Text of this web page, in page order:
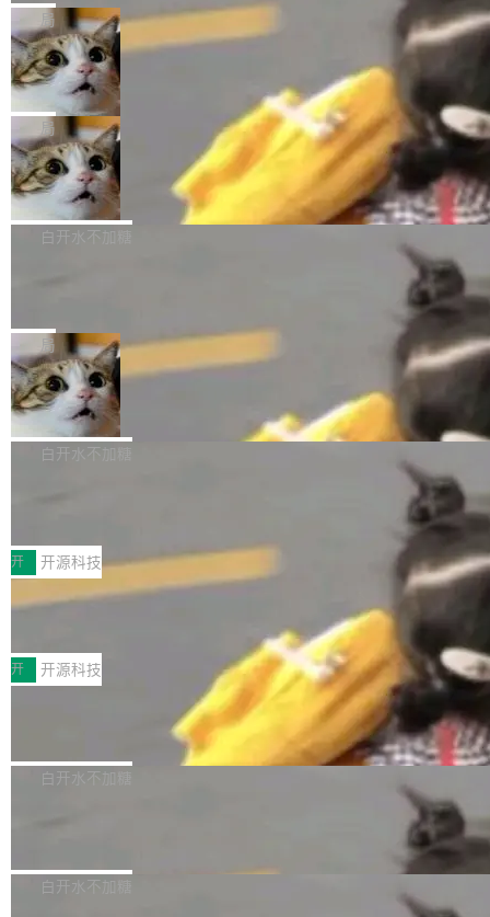
Harness 负责把能力落到真实环境中——调用工
具、读写文件、管理上下文、处理错误、完成闭
环。崔添翼招人的标...
理解、推理、生成与编辑，还仅以 8B-MoT 的轻
量大小，将能力推进到4K、更精细的真实质感、
更复杂的视觉控制和可持续迭代编辑。 相比 U
1，U1.5-Lite-Preview 在以下方向上带来了显著
提升： 原生支持4K图像生成； 更精细的局部纹
理、细节与真实世界质感； 更准确的中英文文字
生成与复杂版式组织； 更稳定的图...
nap。这次是 hwctl——一个用来检查 Ubuntu
硬件认证状态的命令行工具。 Canonical 工程师
Alan Griffiths 在邮件列表中说得很直白：「hwc
tl 是一个 Ubuntu 专有的包，它和它的依赖项都
是 Ubuntu 专有的，不会用在其他发行版上。」
所以 deb 版本的受众实际上为零。既然只有 Ub
untu 用户在用，那用 snap 打包就没什么可纠结
的。 从 deb 到 snap 的迁移路径 hwctl 是 rust-
hwlib 硬件 API 库的一部分，命令行工具负责查
局
Dario Amodei 担心新人来 Anthropic
只为金钱，不为使命
顶级 AI 研究员在两家公司之间来回跳，中间只
隔了几天。 Lilian Weng 上周刚宣布因健康原因
离开 Thinking Machines Lab，说自己作为联合
创始人的角色「太累了」。几天后，The Inform
ation 就曝出她将重回 OpenAI，负责递归自我
改进方向的研究。她是 Thinking Machines 过
一在人才争夺战中失血的公司。六月，Google
连失两员大将：Noam Shazeer 去了 Op...
局
FFmpeg 9.0 发布
FFmpeg 9.0 现已发布，包含多项改进。官方更
新日志列出的 9.0 版本主要更新内容如下： 扩
er HE-AAC 960 解码 (DAB+) transpose_cuda
filter 添加 AMF Frame Rate Converter (vf_frc
_amf) filter SMPTE 2094-50 元数据支持和直
通 ProRes RAW VideoToolbox 硬件加速器 AP
V ...
白开水不加糖
Code 在 X 上发帖：「DeepSeek Flash did 8T
tokens on August 1st. 5T of free usage + 3T
on OpenCode Go.」79.8 万次浏览，连带着 #
DeepSeek一天消耗了8万亿# 上了微博热搜——
注意这是 OpenCode 一家的消耗。 OpenCode
不完。」5T 来自免费额度，3T 来自 Go...
局
NetBSD 11.0 正式发布
NetBSD 11.0 现已正式发布，这是 NetBSD 操
作系统的第十八个主要版本。 自 NetBSD 10.1
ve JH71XX 的设备，例如 VisionFive 2、PINE
64 STAR64，以及 QEMU。 增强了对 POSIX.1
-2024 和 C23 编程接口标准的兼容性。 compat
_linux(8) 增强了对 Linux 系统调用的支持，包
括 epoll（围绕 kqueue 实现）、POSIX 消息队
列、...
白开水不加糖
案
享会在上海举办。鸿蒙生态的全场景智慧营销平
台鲸鸿动能协同华为游戏中心，面向游戏行业开
发者及生态伙伴，系统呈现了平台在游戏领域的
完整能力版图——从IAP高价值用户的全周期经
营、到IAA游戏的“买变一体”正循环、再到联运与
广告协同的全链路经营闭环，以及面向全球市场
的出海增长布局。 华为终端云业务商业化销售负
责人在开场致辞中表示，游戏开发者的核心诉求
已不再是“多一个投放渠道”，而是一套能够持续
高质量游戏...
开 开源科技
技嘉X3D系列再添新成员 B850 AORU
面向AMD Ryzen X3D处理器玩家，技嘉X3D系
列主板阵容迎来新成员——B850 AORUS ELITE
X3D。作为面向主流高性能平台打造的全新主板
产品，B850 AORUS ELITE X3D延续技嘉在X3
D平台优化上的技术积累，旨在为游戏玩家带来
更稳定、更高效的装机选择。 B850 AORUS ELI
式2.0，可根据不同使用场景释放处理器潜力，
开 开源科技
Zadig v5.0 发布：AI 发布专员与 AI 审
我们团队这几天最大的卡点不是 AI 写得不够
好，是 AI 写得太好了。 好到审查排期从两天的
过 1528 名开发者，85% 说 AI 把瓶颈从写代码
白开水不加糖
数据库，有一个图形后端。作为一个原生的 Gra
白开水不加糖